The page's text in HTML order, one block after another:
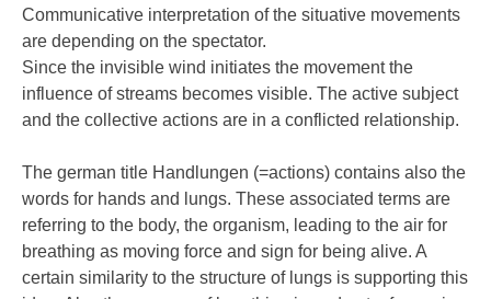
Communicative interpretation of the situative movements
are depending on the spectator.
Since the invisible wind initiates the movement the
influence of streams becomes visible. The active subject
and the collective actions are in a conflicted relationship.
The german title Handlungen (=actions) contains also the
words for hands and lungs. These associated terms are
referring to the body, the organism, leading to the air for
breathing as moving force and sign for being alive. A
certain similarity to the structure of lungs is supporting this